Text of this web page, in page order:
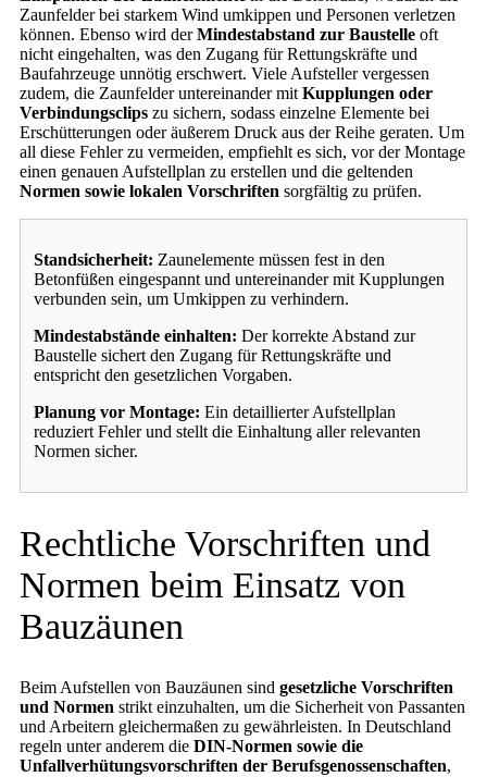
Zaunfelder bei starkem Wind umkippen und Personen verletzen
können. Ebenso wird derMindestabstand zur Baustelle oft
nicht eingehalten, was den Zugang für Rettungskräfte und
Baufahrzeuge unnötig erschwert. Viele Aufsteller vergessen
zudem, die Zaunfelder untereinander mit Kupplungen oder
Verbindungsclips zu sichern, sodass einzelne Elemente bei
Erschütterungen oder äußerem Druck aus der Reihe geraten. Um
all diese Fehler zu vermeiden, empfiehlt es sich, vor der Montage
einen genauen Aufstellplan zu erstellen und die geltenden
Normen sowie lokalen Vorschriften sorgfältig zu prüfen.
Standsicherheit: Zaunelemente müssen fest in den
Betonfüßen eingespannt und untereinander mit Kupplungen
verbunden sein, um Umkippen zu verhindern.
Mindestabstände einhalten: Der korrekte Abstand zur
Baustelle sichert den Zugang für Rettungskräfte und
entspricht den gesetzlichen Vorgaben.
Planung vor Montage: Ein detaillierter Aufstellplan
reduziert Fehler und stellt die Einhaltung aller relevanten
Normen sicher.
Rechtliche Vorschriften und
Normen beim Einsatz von
Bauzäunen
Beim Aufstellen von Bauzäunen sind gesetzliche Vorschriften
und Normen strikt einzuhalten, um die Sicherheit von Passanten
und Arbeitern gleichermaßen zu gewährleisten. In Deutschland
regeln unter anderem die DIN-Normen sowie die
Unfallverhütungsvorschriften der Berufsgenossenschaften,